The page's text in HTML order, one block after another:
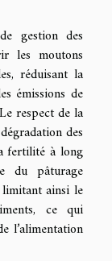
gestion des
les moutons
réduisant la
émissions de
respect de la
des
fertilité à long
du pâturage
ainsi le
ce qui
l’alimentation